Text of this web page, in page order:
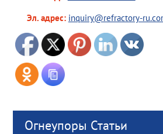
Эл. адрес: inquiry@refractory-
Огнеупоры Статьи